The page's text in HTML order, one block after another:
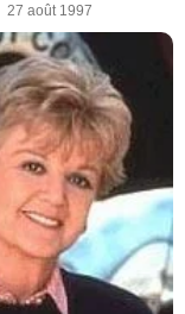
27 août 1997